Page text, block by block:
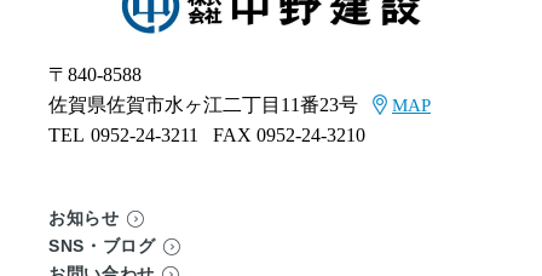
〒840-8588
佐賀県佐賀市水ヶ江二丁目11番23号
MAP
TEL 0952-24-3211 FAX 0952-24-3210
お知らせ
SNS・ブログ